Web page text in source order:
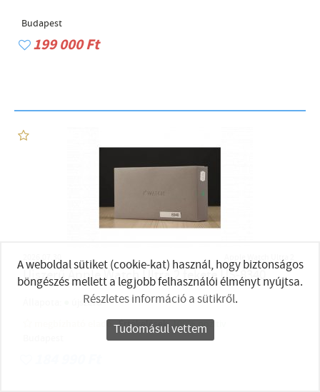
Budapest
199 000 Ft
2026.07.30 Apple Watch Ultra 2
Újszerű Apple Watch Ultra 2 fekete US-8340
újszerű
megbízható eladóÉrtékelések:100% pozítiv
A weboldal sütiket (cookie-kat) használ, hogy biztonságos
böngészés mellett a legjobb felhasználói élményt nyújtsa.
Részletes információ a sütikről.
Tudomásul vettem